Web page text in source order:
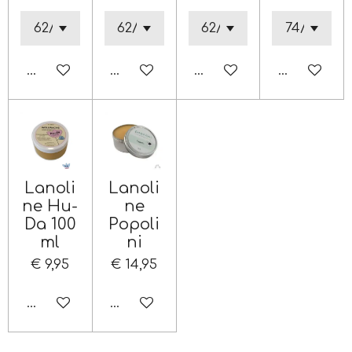
In winkelwagenIn winkelwagenIn winkelwagen
In
Lanoli
ne Hu-
Da 100
ml
€ 9,95
In winkelwagen
Lanoli
ne
Popoli
ni
€ 14,95
In winkelwagen